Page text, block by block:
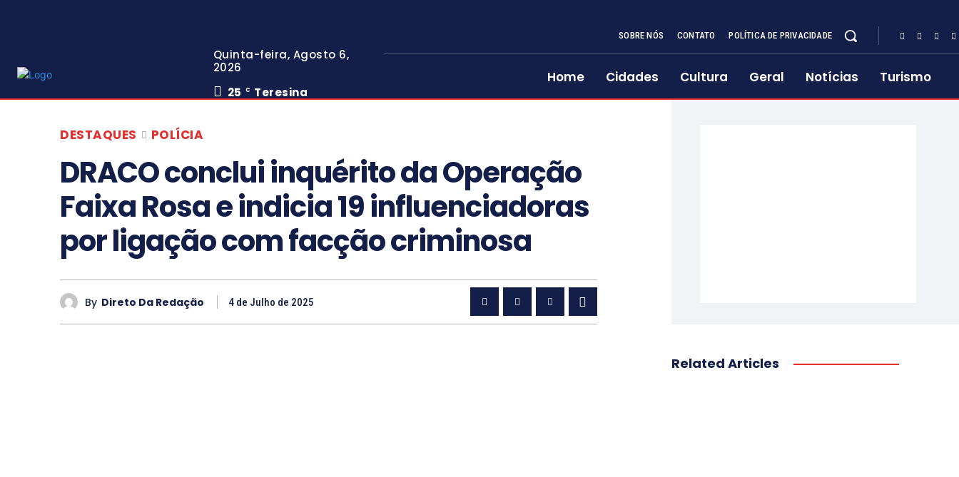
Quinta-feira, Agosto 6,
2026
25
C Teresina
SOBRE NÓS CONTATO POLÍTICA DE PRIVACIDADE
Home Cidades Cultura Geral Notícias Turismo
DESTAQUES POLÍCIA
DRACO conclui inquérito da Operação
Faixa Rosa e indicia 19 influenciadoras
por ligação com facção criminosa
By Direto Da Redação 4 de Julho de 2025
Related Articles